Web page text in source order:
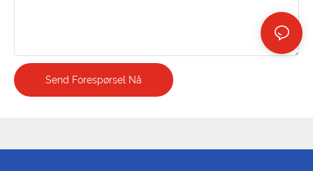
Send Forespørsel Nå